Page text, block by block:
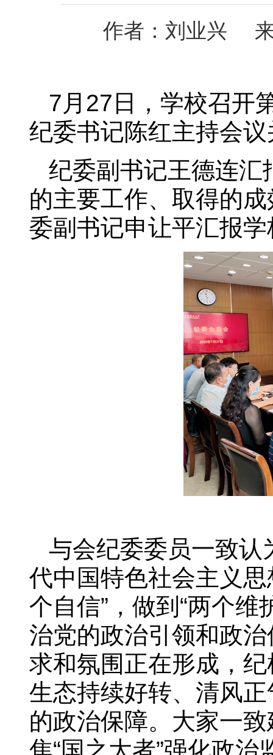
作者：刘业兴
7月27日，学校召开
纪委书记陈红主持会
纪委副书记王德连汇
的主要工作、取得的
委副书记申让平汇报
与会纪委委员一致认
代中国特色社会主义思
个自信”，做到“两个
治党的政治引领和政
求和氛围正在形成，
生态持续好转、清风
的政治保障。大家一